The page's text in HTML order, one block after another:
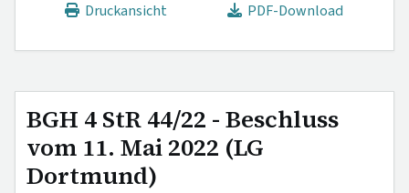
Druckansicht
PDF-Download
BGH 4 StR 44/22 - Beschluss
vom 11. Mai 2022 (LG
Dortmund)